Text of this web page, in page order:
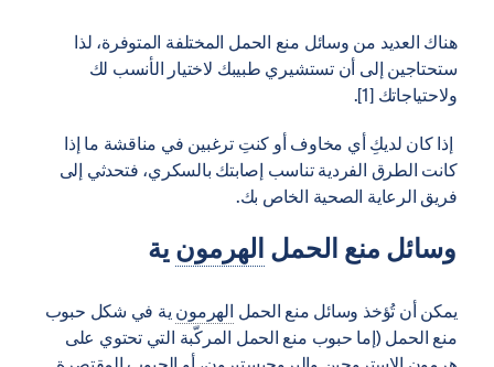
هناك العديد من وسائل منع الحمل المختلفة المتوفرة، لذا
ستحتاجين إلى أن تستشيري طبيبك لاختيار الأنسب لك
ولاحتياجاتك [1].
إذا كان لديكِ أي مخاوف أو كنتِ ترغبين في مناقشة ما إذا
كانت الطرق الفردية تناسب إصابتك بالسكري، فتحدثي إلى
فريق الرعاية الصحية الخاص بك.
وسائل منع الحمل الهرمون ية
يمكن أن تُؤخذ وسائل منع الحمل الهرمون ية في شكل حبوب
منع الحمل (إما حبوب منع الحمل المركّبة التي تحتوي على